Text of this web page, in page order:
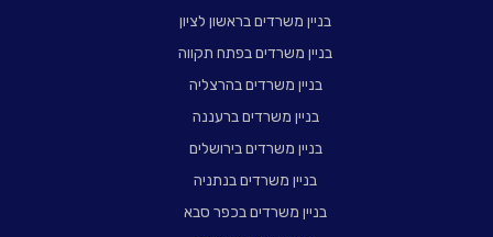
בניין משרדים בראשון לציון
בניין משרדים בפתח תקווה
בניין משרדים בהרצליה
בניין משרדים ברעננה
בניין משרדים בירושלים
בניין משרדים בנתניה
בניין משרדים בכפר סבא